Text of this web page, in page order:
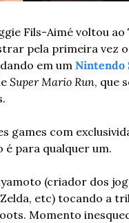
Fils-Aimé voltou ao
pela primeira vez
em um Nintendo
Super Mario Run, que
games com
é para qualquer um.
(criador dos
etc) tocando a
Momento